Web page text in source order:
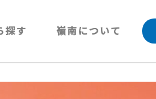
探す 嶺南について